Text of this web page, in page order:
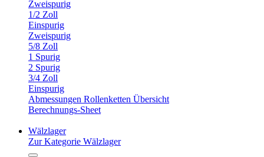
Zweispurig
1/2 Zoll
Einspurig
Zweispurig
5/8 Zoll
1 Spurig
2 Spurig
3/4 Zoll
Einspurig
Abmessungen Rollenketten Übersicht
Berechnungs-Sheet
Wälzlager
Zur Kategorie Wälzlager